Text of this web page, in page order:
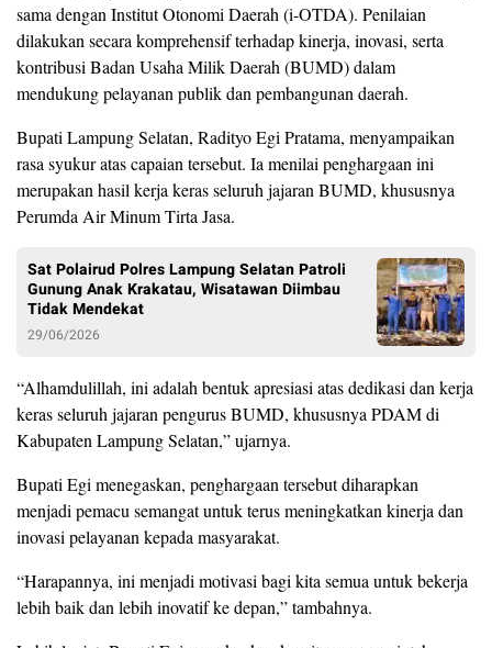
sama dengan Institut Otonomi Daerah (i-OTDA). Penilaian
dilakukan secara komprehensif terhadap kinerja, inovasi, serta
kontribusi Badan Usaha Milik Daerah (BUMD) dalam
mendukung pelayanan publik dan pembangunan daerah.
Bupati Lampung Selatan, Radityo Egi Pratama, menyampaikan
rasa syukur atas capaian tersebut. Ia menilai penghargaan ini
merupakan hasil kerja keras seluruh jajaran BUMD, khususnya
Perumda Air Minum Tirta Jasa.
Sat Polairud Polres Lampung Selatan Patroli
Gunung Anak Krakatau, Wisatawan Diimbau
Tidak Mendekat
29/06/2026
“Alhamdulillah, ini adalah bentuk apresiasi atas dedikasi dan kerja
keras seluruh jajaran pengurus BUMD, khususnya PDAM di
Kabupaten Lampung Selatan,” ujarnya.
Bupati Egi menegaskan, penghargaan tersebut diharapkan
menjadi pemacu semangat untuk terus meningkatkan kinerja dan
inovasi pelayanan kepada masyarakat.
“Harapannya, ini menjadi motivasi bagi kita semua untuk bekerja
lebih baik dan lebih inovatif ke depan,” tambahnya.